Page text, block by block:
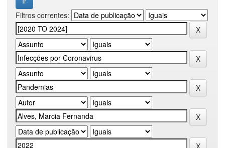
Filtros correntes: